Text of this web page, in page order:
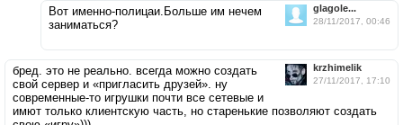
glagole...
28/11/2017, 00:46
Вот именно-полицаи.Больше им нечем
заниматься?
krzhimelik
27/11/2017, 17:10
бред. это не реально. всегда можно создать
свой сервер и «пригласить друзей». ну
современные-то игрушки почти все сетевые и
имют только клиентскую часть, но старенькие позволяют создать